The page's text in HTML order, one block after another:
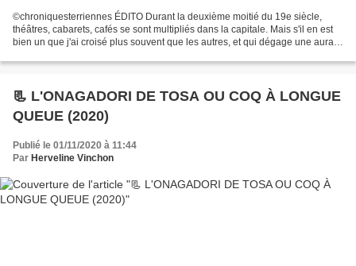
©chroniquesterriennes ÉDITO Durant la deuxième moitié du 19e siècle,
théâtres, cabarets, cafés se sont multipliés dans la capitale. Mais s'il en est
bien un que j'ai croisé plus souvent que les autres, et qui dégage une aura
📃 L'ONAGADORI DE TOSA OU COQ À LONGUE
QUEUE (2020)
Publié le 01/11/2020 à 11:44
Par Herveline Vinchon